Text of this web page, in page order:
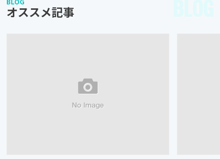
オススメ記事